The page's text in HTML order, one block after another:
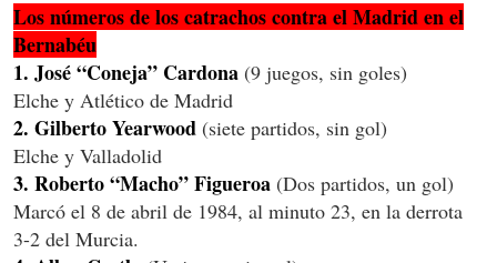
Los números de los catrachos contra el Madrid en el
Bernabéu
1. José “Coneja” Cardona (9 juegos, sin goles)
Elche y Atlético de Madrid
2. Gilberto Yearwood (siete partidos, sin gol)
Elche y Valladolid
3. Roberto “Macho” Figueroa (Dos partidos, un gol)
Marcó el 8 de abril de 1984, al minuto 23, en la derrota
3-2 del Murcia.